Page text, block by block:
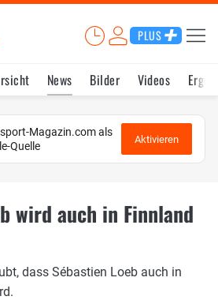
PLUS
News Bilder Videos
Magazin.com als
Quelle
Aktivieren
wird auch in Finnland
dass Sébastien Loeb auch in